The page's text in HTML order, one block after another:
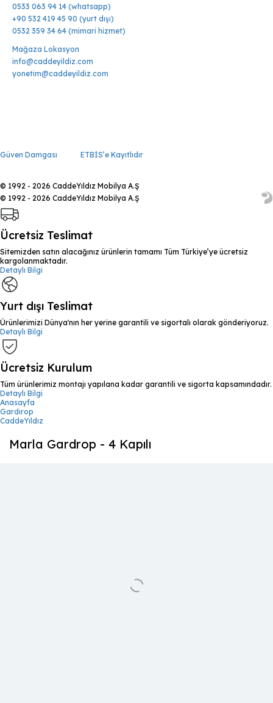
0533 063 94 14 (whatsapp)
+90 532 419 45 90 (yurt dışı)
0532 359 34 64 (mimari hizmet)
Mağaza Lokasyon
info@caddeyildiz.com
yonetim@caddeyildiz.com
Güven Damgası ETBİS’e Kayıtlıdır
© 1992 - 2026 CaddeYıldız Mobilya A.Ş
© 1992 - 2026 CaddeYıldız Mobilya A.Ş
Ücretsiz Teslimat
Sitemizden satın alacağınız ürünlerin tamamı Tüm Türkiye’ye ücretsiz
kargolanmaktadır.
Detaylı Bilgi
Yurt dışı Teslimat
Ürünlerimizi Dünya'nın her yerine garantili ve sigortalı olarak gönderiyoruz.
Detaylı Bilgi
Ücretsiz Kurulum
Tüm ürünlerimiz montajı yapılana kadar garantili ve sigorta kapsamındadır.
Detaylı Bilgi
Anasayfa
Gardırop
CaddeYıldız
Marla Gardrop - 4 Kapılı